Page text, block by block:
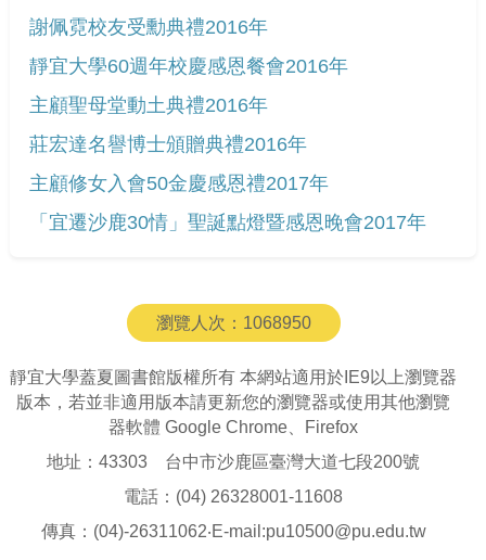
謝佩霓校友受勳典禮2016年
靜宜大學60週年校慶感恩餐會2016年
主顧聖母堂動土典禮2016年
莊宏達名譽博士頒贈典禮2016年
主顧修女入會50金慶感恩禮2017年
「宜遷沙鹿30情」聖誕點燈暨感恩晚會2017年
瀏覽人次： 1068950
靜宜大學蓋夏圖書館版權所有 本網站適用於IE9以上瀏覽器
版本，若並非適用版本請更新您的瀏覽器或使用其他瀏覽
器軟體 Google Chrome、Firefox
地址：43303 台中市沙鹿區臺灣大道七段200號
電話：(04) 26328001-11608
傳真：(04)-26311062‧E-mail:pu10500@pu.edu.tw